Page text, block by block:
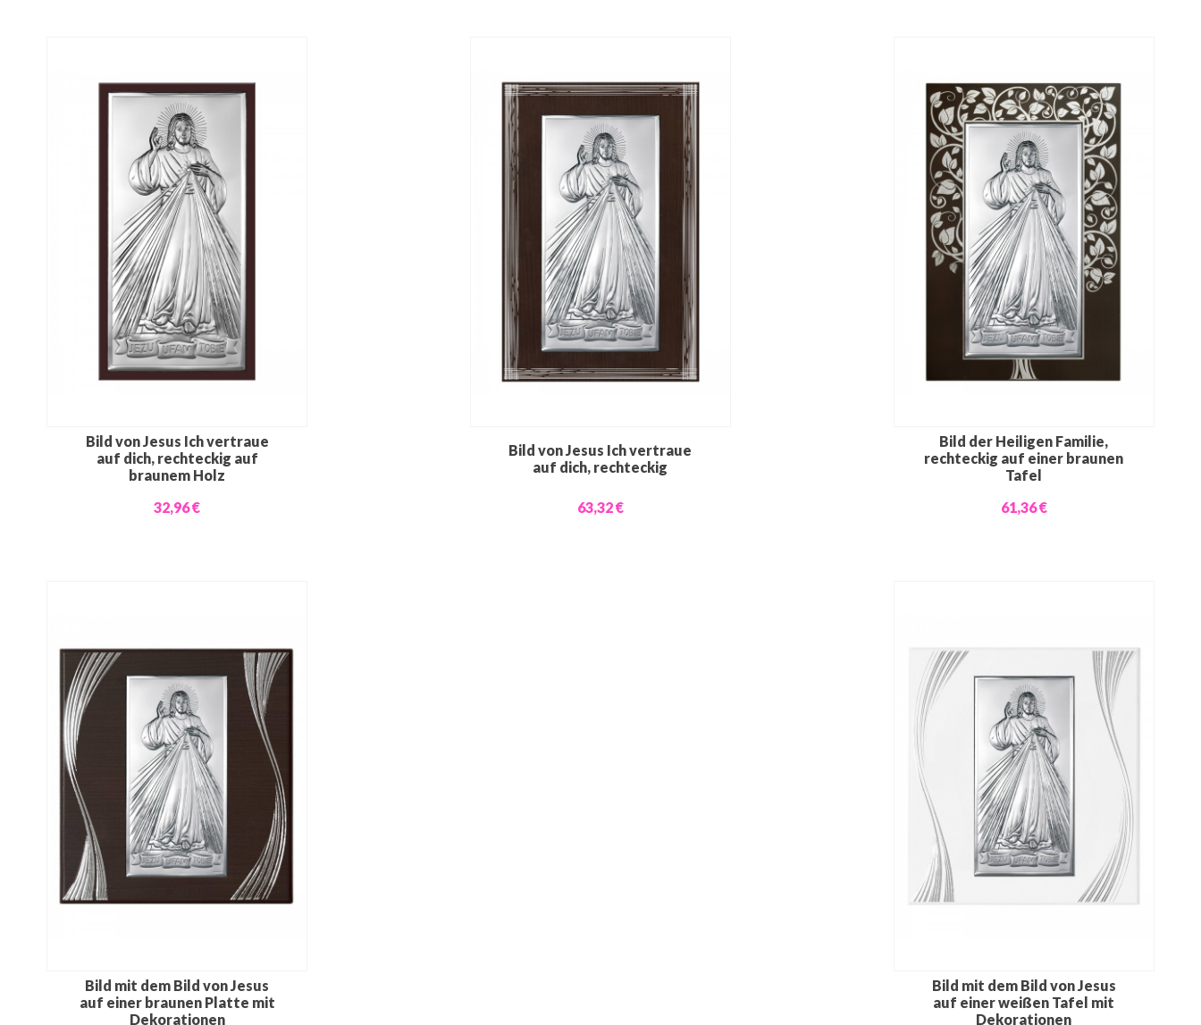
Bild von Jesus Ich vertraue
auf dich, rechteckig auf
braunem Holz
32,96 €
Bild von Jesus Ich vertraue
auf dich, rechteckig
63,32 €
Bild der Heiligen Familie,
rechteckig auf einer braunen
Tafel
61,36 €
Bild mit dem Bild von Jesus
auf einer braunen Platte mit
Dekorationen
Bild mit dem Bild von Jesus
auf einer weißen Tafel mit
Dekorationen